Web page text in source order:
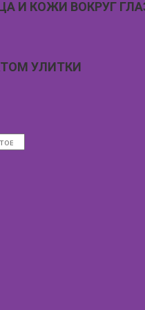
КОЖИ ВОКРУГ ГЛАЗ
УЛИТКИ